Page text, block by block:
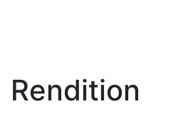
Rendition